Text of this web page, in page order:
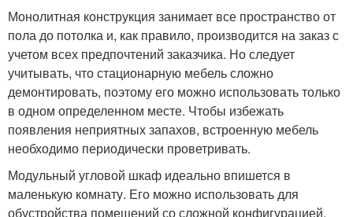
Монолитная конструкция занимает все пространство от
пола до потолка и, как правило, производится на заказ с
учетом всех предпочтений заказчика. Но следует
учитывать, что стационарную мебель сложно
демонтировать, поэтому его можно использовать только
в одном определенном месте. Чтобы избежать
появления неприятных запахов, встроенную мебель
необходимо периодически проветривать.
Модульный угловой шкаф идеально впишется в
маленькую комнату. Его можно использовать для
обустройства помещений со сложной конфигурацией.